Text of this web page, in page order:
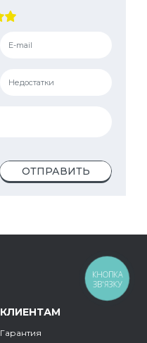
ОТПРАВИТЬ
КЛИЕНТАМ
Гарантия
КНОПКА
ЗВ'ЯЗКУ